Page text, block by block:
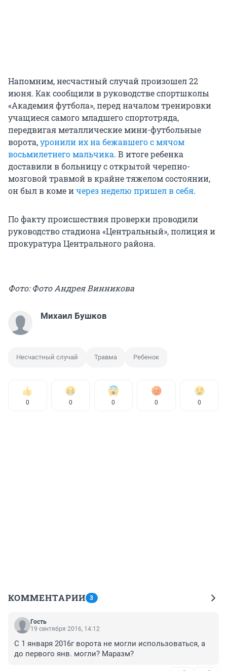
Напомним, несчастный случай произошел 22
июня. Как сообщили в руководстве спортшколы
«Академия футбола», перед началом тренировки
учащиеся самого младшего спортотряда,
передвигая металлические мини-футбольные
ворота,уронили их на бежавшего с мячом
восьмилетнего мальчика. В итоге ребенка
доставили в больницу с открытой черепно-
мозговой травмой в крайне тяжелом состоянии,
он был в коме ичерез неделю пришел в себя.
По факту происшествия проверки проводили
руководство стадиона «Центральный», полиция и
прокуратура Центрального района.
Фото: Фото Андрея Винникова
Михаил Бушков
Несчастный случай Травма Ребенок
0 0 0 0 0
КОММЕНТАРИИ 3
Гость
19 сентября 2016, 14:12
С 1 января 2016г ворота не могли использоваться, а
до первого янв. могли? Маразм?